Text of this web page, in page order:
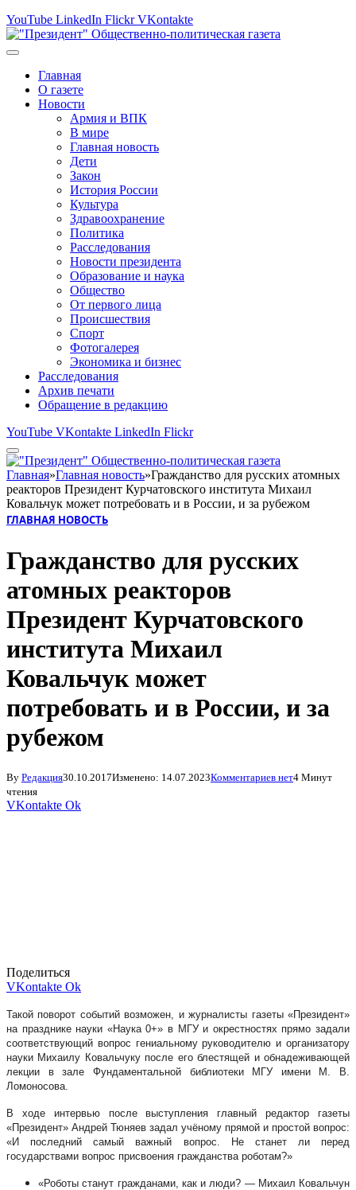
YouTube LinkedIn Flickr VKontakte
Главная
О газете
Новости
Армия и ВПК
В мире
Главная новость
Дети
Закон
История России
Культура
Здравоохранение
Политика
Расследования
Новости президента
Образование и наука
Общество
От первого лица
Происшествия
Спорт
Фотогалерея
Экономика и бизнес
Расследования
Архив печати
Обращение в редакцию
YouTube VKontakte LinkedIn Flickr
Главная»Главная новость»Гражданство для русских атомных
реакторов Президент Курчатовского института Михаил
Ковальчук может потребовать и в России, и за рубежом
ГЛАВНАЯ НОВОСТЬ
Гражданство для русских
атомных реакторов
Президент Курчатовского
института Михаил
Ковальчук может
потребовать и в России, и за
рубежом
By Редакция30.10.2017Изменено: 14.07.2023Комментариев нет4 Минут
чтения
VKontakte Ok
Поделиться
VKontakte Ok
Такой поворот событий возможен, и журналисты газеты «Президент»
на празднике науки «Наука 0+» в МГУ и окрестностях прямо задали
соответствующий вопрос гениальному руководителю и организатору
науки Михаилу Ковальчуку после его блестящей и обнадеживающей
лекции в зале Фундаментальной библиотеки МГУ имени М. В.
Ломоносова.
В ходе интервью после выступления главный редактор газеты
«Президент» Андрей Тюняев задал учёному прямой и простой вопрос:
«И последний самый важный вопрос. Не станет ли перед
государствами вопрос присвоения гражданства роботам?»
«Роботы станут гражданами, как и люди? — Михаил Ковальчун